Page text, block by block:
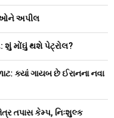
C
H
અપીલ
શું મોંઘું થશે પેટ્રોલ?
ક્યાં ગાયબ છે ઈરાનના નવા
તપાસ કેમ્પ, નિઃશુલ્ક